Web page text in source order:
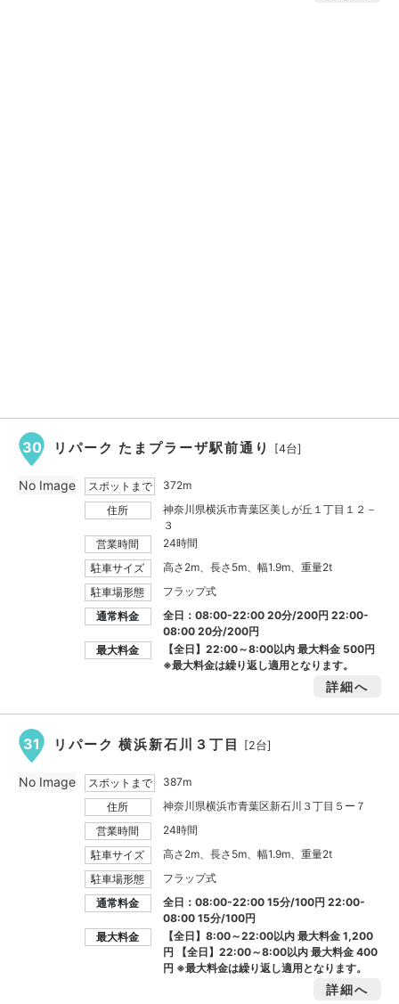
30 リパーク たまプラーザ駅前通り [4台]
スポットまで
372m
住所
神奈川県横浜市青葉区美しが丘１丁目１２－
３
営業時間
24時間
駐車サイズ
高さ2m、長さ5m、幅1.9m、重量2t
駐車場形態
フラップ式
通常料金
全日：08:00-22:00 20分/200円 22:00-
08:00 20分/200円
最大料金
【全日】22:00～8:00以内 最大料金 500円
※最大料金は繰り返し適用となります。
詳細へ
No Image
31 リパーク 横浜新石川３丁目 [2台]
スポットまで
387m
住所
神奈川県横浜市青葉区新石川３丁目５ー７
営業時間
24時間
駐車サイズ
高さ2m、長さ5m、幅1.9m、重量2t
駐車場形態
フラップ式
通常料金
全日：08:00-22:00 15分/100円 22:00-
08:00 15分/100円
最大料金
【全日】8:00～22:00以内 最大料金1,200
円
【全日】22:00～8:00以内 最大料金400
円 ※最大料金は繰り返し適用となります。
詳細へ
No Image